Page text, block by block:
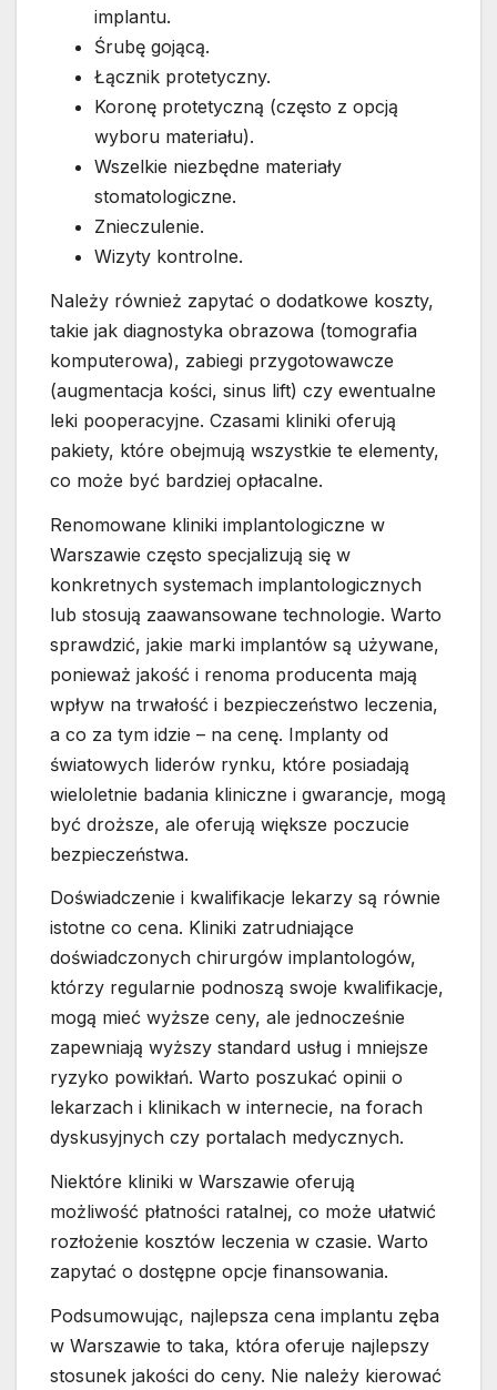
implantu.
Śrubę gojącą.
Łącznik protetyczny.
Koronę protetyczną (często z opcją
wyboru materiału).
Wszelkie niezbędne materiały
stomatologiczne.
Znieczulenie.
Wizyty kontrolne.
Należy również zapytać o dodatkowe koszty,
takie jak diagnostyka obrazowa (tomografia
komputerowa), zabiegi przygotowawcze
(augmentacja kości, sinus lift) czy ewentualne
leki pooperacyjne. Czasami kliniki oferują
pakiety, które obejmują wszystkie te elementy,
co może być bardziej opłacalne.
Renomowane kliniki implantologiczne w
Warszawie często specjalizują się w
konkretnych systemach implantologicznych
lub stosują zaawansowane technologie. Warto
sprawdzić, jakie marki implantów są używane,
ponieważ jakość i renoma producenta mają
wpływ na trwałość i bezpieczeństwo leczenia,
a co za tym idzie – na cenę. Implanty od
światowych liderów rynku, które posiadają
wieloletnie badania kliniczne i gwarancje, mogą
być droższe, ale oferują większe poczucie
bezpieczeństwa.
Doświadczenie i kwalifikacje lekarzy są równie
istotne co cena. Kliniki zatrudniające
doświadczonych chirurgów implantologów,
którzy regularnie podnoszą swoje kwalifikacje,
mogą mieć wyższe ceny, ale jednocześnie
zapewniają wyższy standard usług i mniejsze
ryzyko powikłań. Warto poszukać opinii o
lekarzach i klinikach w internecie, na forach
dyskusyjnych czy portalach medycznych.
Niektóre kliniki w Warszawie oferują
możliwość płatności ratalnej, co może ułatwić
rozłożenie kosztów leczenia w czasie. Warto
zapytać o dostępne opcje finansowania.
Podsumowując, najlepsza cena implantu zęba
w Warszawie to taka, która oferuje najlepszy
stosunek jakości do ceny. Nie należy kierować